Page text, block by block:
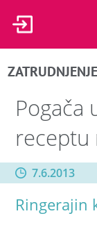
ZATRUDNJENJE
Pogača
receptu
7.6.2013
Ringerajin